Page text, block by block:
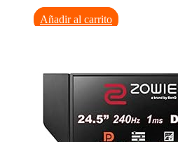
Añadir al carrito